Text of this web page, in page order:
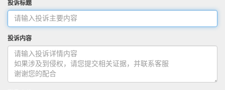
投诉标题
投诉内容